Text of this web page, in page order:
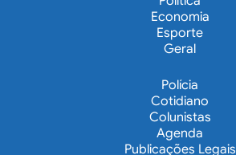
Economia
Esporte
Geral
Polícia
Cotidiano
Colunistas
Agenda
Publicações Legais